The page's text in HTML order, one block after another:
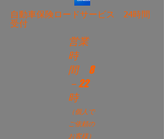
​自動車保険ロードサービス 24時間
受付
営業
時
間
8
－22
時
（個人で
ご依頼の
お客様）